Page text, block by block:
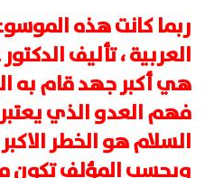
ربما كانت هذه
العربية ، تأليف
هي أكبر جهد قام به
فهم العدو الذي
السلام هو الخطر